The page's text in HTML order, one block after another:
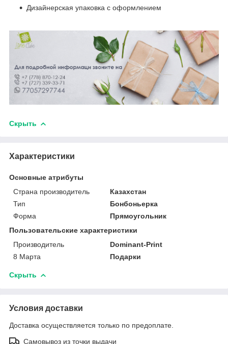
Дизайнерская упаковка с оформлением
Скрыть
Характеристики
Основные атрибуты
Страна производитель
Казахстан
Тип
Бонбоньерка
Форма
Прямоугольник
Пользовательские характеристики
Производитель
Dominant-Print
8 Марта
Подарки
Скрыть
Условия доставки
Доставка осуществляется только по предоплате.
Самовывоз из точки выдачи